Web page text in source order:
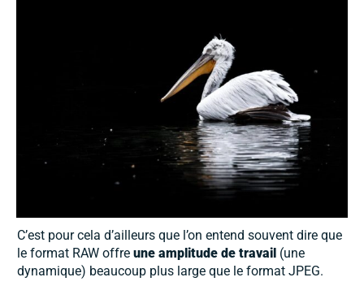
C’est pour cela d’ailleurs que l’on entend souvent dire que
le format RAW offre une amplitude de travail (une
dynamique) beaucoup plus large que le format JPEG.